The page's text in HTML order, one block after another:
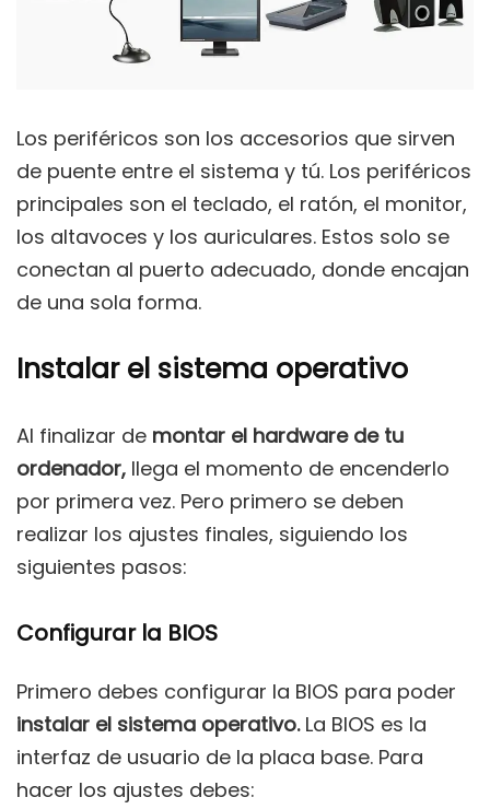
Los periféricos son los accesorios que sirven
de puente entre el sistema y tú. Los periféricos
principales son el teclado, el ratón, el monitor,
los altavoces y los auriculares. Estos solo se
conectan al puerto adecuado, donde encajan
de una sola forma.
Instalar el sistema operativo
Al finalizar de montar el hardware de tu
ordenador, llega el momento de encenderlo
por primera vez. Pero primero se deben
realizar los ajustes finales, siguiendo los
siguientes pasos:
Configurar la BIOS
Primero debes configurar la BIOS para poder
instalar el sistema operativo.La BIOS es la
interfaz de usuario de la placa base. Para
hacer los ajustes debes: